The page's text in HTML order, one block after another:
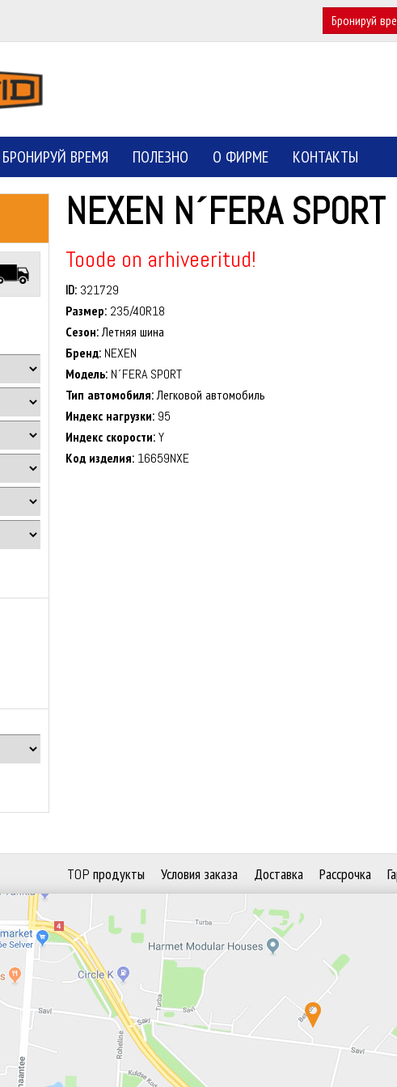
Бронируй
БРОНИРУЙ ВРЕМЯ ПОЛЕЗНО О ФИРМЕ КОНТАКТЫ
NEXEN N´FERA SPORT
Toode on arhiveeritud!
ID: 321729
Размер: 235/40R18
Сезон:Летняя шина
Бренд: NEXEN
Модель: N´FERA SPORT
Тип автомобиля:Легковой автомобиль
Индекс нагрузки: 95
Индекс скорости:Y
Код изделия: 16659NXE
TOP продукты Условия заказа Доставка Рассрочка